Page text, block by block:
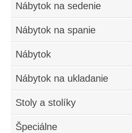
Nábytok na sedenie
Nábytok na spanie
Nábytok
Nábytok na ukladanie
Stoly a stolíky
Špeciálne